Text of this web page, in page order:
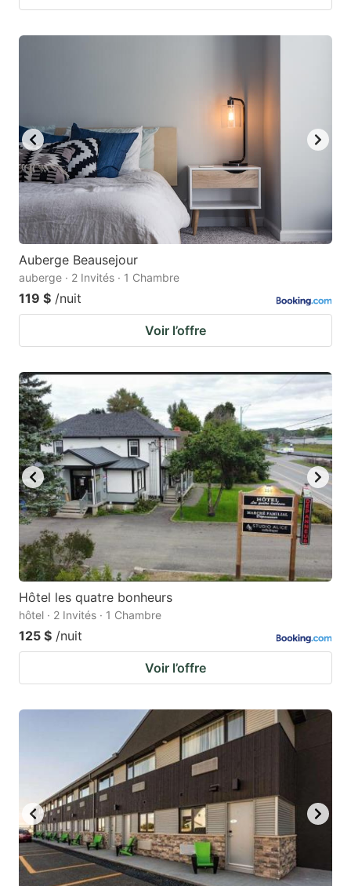
Auberge Beausejour
auberge · 2 Invités · 1 Chambre
119 $ /nuit
Voir l’offre
Hôtel les quatre bonheurs
hôtel · 2 Invités · 1 Chambre
125 $ /nuit
Voir l’offre